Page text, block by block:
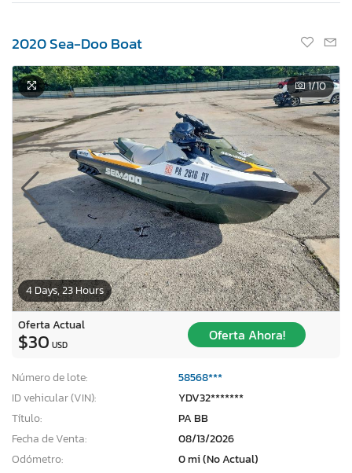
2020 Sea-Doo Boat
4 Days, 23 Hours
1/10
Oferta Actual
$30 USD
Oferta Ahora!
Número de lote:
58568***
ID vehicular (VIN):
YDV32*******
Título:
PA BB
Fecha de Venta:
08/13/2026
Odómetro:
0 mi (No Actual)